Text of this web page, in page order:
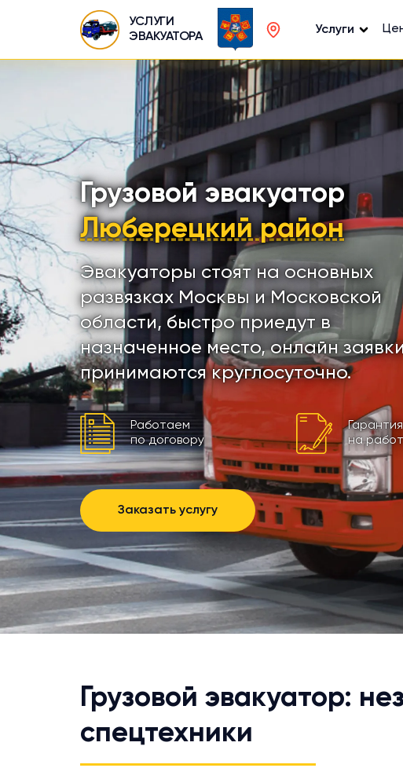
УСЛУГИ
ЭВАКУАТОРА
Услуги
Грузовой эвакуатор
Люберецкий район
Эвакуаторы стоят на основных
развязках Москвы и Московской
области, быстро приедут в
назначенное место, онлайн
принимаются круглосуточно.
Работаем
по договору
Гарантия
на
Заказать услугу
Грузовой эвакуатор:
спецтехники